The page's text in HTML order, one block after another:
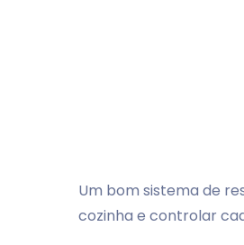
Um bom sistema de
cozinha e controlar